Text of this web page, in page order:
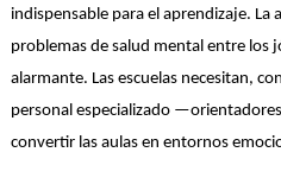
indispensable para el aprendizaje. La
problemas de salud mental entre los
alarmante. Las escuelas necesitan,
personal especializado
convertir las aulas en entornos